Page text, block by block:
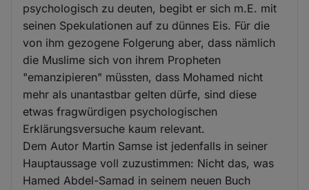
psychologisch zu deuten, begibt er sich m.E. mit
seinen Spekulationen auf zu dünnes Eis. Für die
von ihm gezogene Folgerung aber, dass nämlich
die Muslime sich von ihrem Propheten
"emanzipieren" müssten, dass Mohamed nicht
mehr als unantastbar gelten dürfe, sind diese
etwas fragwürdigen psychologischen
Erklärungsversuche kaum relevant.
Dem Autor Martin Samse ist jedenfalls in seiner
Hauptaussage voll zuzustimmen: Nicht das, was
Hamed Abdel-Samad in seinem neuen Buch